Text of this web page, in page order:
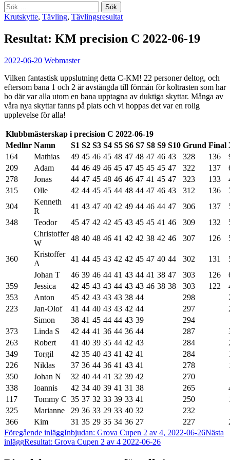
Sök
efter:
Krutskytte, Tävling, Tävlingsresultat
Resultat: KM precision C 2022-06-19
2022-06-20 Webmaster
Vilken fantastisk uppslutning detta C-KM! 22 personer deltog, och
eftersom bana 1 och 2 är avstängda till förmån för koltrasten som har
bo där var alla utom en bana upptagna av duktiga skyttar. Många av
våra nya skyttar fanns på plats och vi hoppas det var en rolig
upplevelse för alla!
Klubbmästerskap i precision C 2022-06-19
Medlnr Namn S1 S2 S3 S4 S5 S6 S7 S8 S9 S10 Grund Final
164
Mathias 49 45 46 45 48 47 48 47 46 43 328 136
209
Adam 44 46 49 46 45 47 45 45 45 47 322 137
278
Jonas 44 47 45 48 46 46 47 41 45 47 323 133
315
Olle 42 44 45 45 44 48 44 47 46 43 312 136
304
Kenneth
R
41 43 47 40 42 49 44 46 44 47 306 137
348
Teodor 45 47 42 42 45 43 45 45 41 46 309 132
Christoffer
W
48 40 48 46 41 42 42 38 42 46 307 126
360
Kristoffer
A
41 44 45 43 42 42 45 47 40 44 302 131
Johan T
46 39 46 44 41 43 44 41 38 47 303 126
359
Jessica 42 45 43 43 44 43 43 46 38 38 303 122
353
Anton 45 42 43 43 43 38 44 298
223
Jan-Olof 41 44 40 43 43 42 44 297
Simon
38 41 45 44 44 43 39
294
373
Linda S 42 44 41 36 44 36 44 287
263
Robert 41 40 39 35 44 42 43 284
349
Torgil 42 35 40 43 41 42 41 284
226
Niklas 37 36 44 36 41 43 41 278
350
Johan N 32 40 44 41 32 39 42
270
338
Ioannis 42 34 40 39 41 31 38 265
117
Tommy C 35 37 32 33 39 33 41 250
325
Marianne 29 36 33 29 33 40 32
232
366
Kim 31 35 29 35 34 36 27 227
Inläggsnavigering
Föregående inläggInbjudan: Grova Cupen 2 av 4, 2022-06-26Nästa
inläggResultat: Grova Cupen 2 av 4 2022-06-26